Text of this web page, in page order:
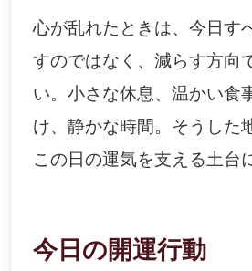
心が乱れたときは、今日す
すのではなく、減らす方向
い。小さな休息、温かい食
け、静かな時間。そうした
この日の運気を支える土台
今日の開運行動